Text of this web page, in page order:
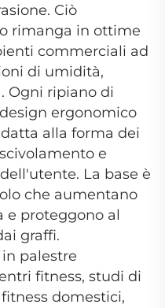
Ciò
rimanga in ottime
commerciali ad
di umidità,
Ogni ripiano di
ergonomico
alla forma dei
e
La base è
che aumentano
e proteggono al
graffi.
palestre
fitness, studi di
domestici,